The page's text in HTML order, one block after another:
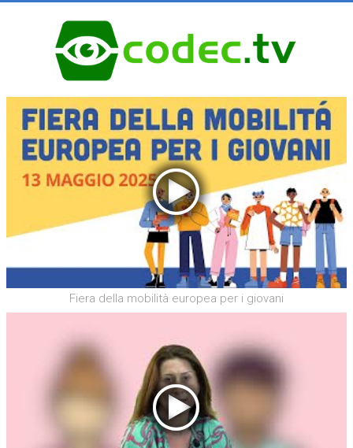
Fiera della mobilità europea per i giovani